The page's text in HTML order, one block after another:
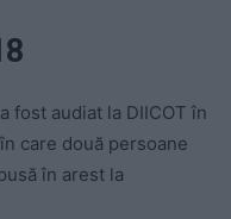
fost audiat la DIICOT în
care două persoane
în arest la